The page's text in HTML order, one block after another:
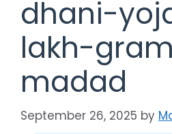
dhani-
lakh-
madad
September 26, 2025 by